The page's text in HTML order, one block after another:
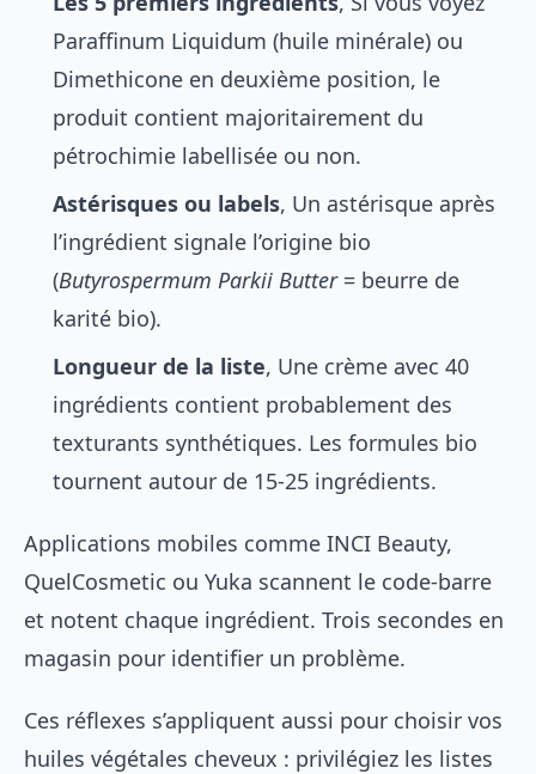
Paraffinum Liquidum (huile minérale) ou
Dimethicone en deuxième position, le
produit contient majoritairement du
pétrochimie labellisée ou non.
Astérisques ou labels, Un astérisque après
l’ingrédient signale l’origine bio
(Butyrospermum Parkii Butter= beurre de
karité bio).
Longueur de la liste, Une crème avec 40
ingrédients contient probablement des
texturants synthétiques. Les formules bio
tournent autour de 15-25 ingrédients.
Applications mobiles comme INCI Beauty,
QuelCosmetic ou Yuka scannent le code-barre
et notent chaque ingrédient. Trois secondes en
magasin pour identifier un problème.
Ces réflexes s’appliquent aussi pour choisir vos
huiles végétales cheveux : privilégiez les listes